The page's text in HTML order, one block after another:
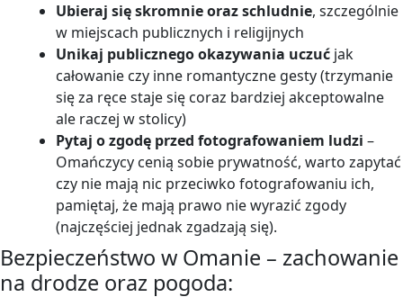
Ubieraj się skromnie oraz schludnie, szczególnie
w miejscach publicznych i religijnych
Unikaj publicznego okazywania uczuć jak
całowanie czy inne romantyczne gesty (trzymanie
się za ręce staje się coraz bardziej akceptowalne
ale raczej w stolicy)
Pytaj o zgodę przed fotografowaniem ludzi –
Omańczycy cenią sobie prywatność, warto zapytać
czy nie mają nic przeciwko fotografowaniu ich,
pamiętaj, że mają prawo nie wyrazić zgody
(najczęściej jednak zgadzają się).
Bezpieczeństwo w Omanie – zachowanie
na drodze oraz pogoda: